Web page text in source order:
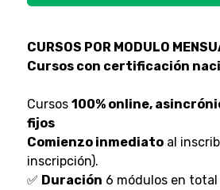
CURSOS POR MODULO
Cursos con certificación
Cursos 100% online,
fijos
Comienzo inmediatoal
inscripción).
✅ Duración 6 módulos en total